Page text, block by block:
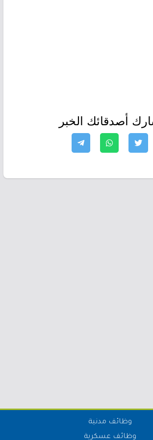
أصدقائك الخبر
وظائف مدنية
وظائف عسكرية